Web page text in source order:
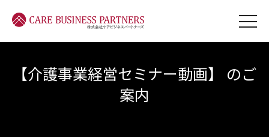
【介護事業経営セミナー動画】 のご
案内